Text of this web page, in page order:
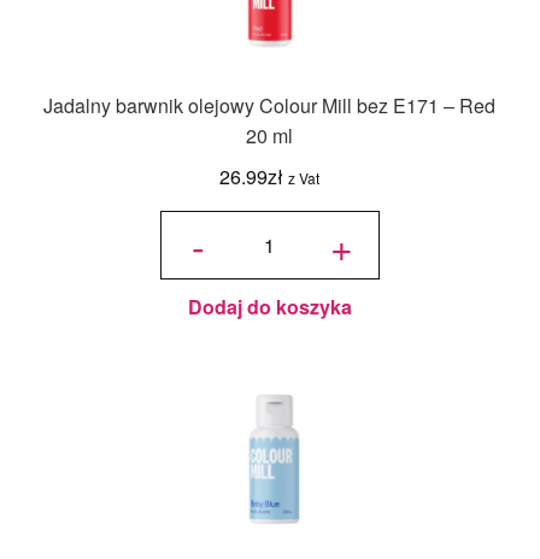
Jadalny barwnik olejowy Colour Mill bez E171 – Red
20 ml
26.99zł z Vat
-
ilość
olejowy
Colour
E171 -
Red 20
+
Dodaj do koszyka